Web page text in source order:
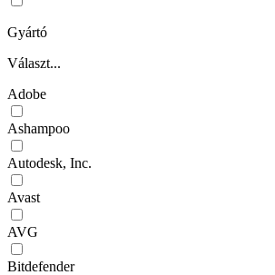
Gyártó
Választ...
Adobe
Ashampoo
Autodesk, Inc.
Avast
AVG
Bitdefender